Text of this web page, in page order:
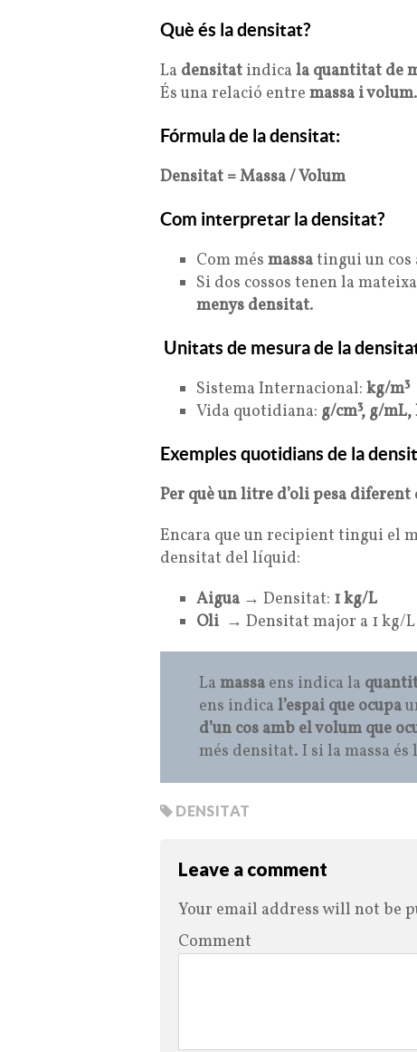
Què és la densitat?
La densitat indica la quantitat de
És una relació entre massa i volum.
Fórmula de la densitat:
Densitat = Massa / Volum
Com interpretar la densitat?
Com més massatingui un cos
Si dos cossos tenen la
menys densitat.
Unitats de mesura de la
Sistema Internacional: kg/m³
Vida quotidiana: g/cm³, g/
Exemples quotidians de la
Per què un litre d’oli pesa diferent
Encara que un recipient tingui el
densitat del líquid:
Aigua → Densitat: 1 kg/L
Oli → Densitat major a 1 kg/L
La massaens indica la
ens indica l’espai que ocupa
d’un cos amb el volum que
més densitat. I si la massa
DENSITAT
Leave a comment
Your email address will not be
Comment